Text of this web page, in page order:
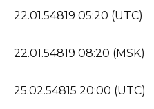
22.01.54819 05:20 (UTC)
22.01.54819 08:20 (MSK)
25.02.54815 20:00 (UTC)